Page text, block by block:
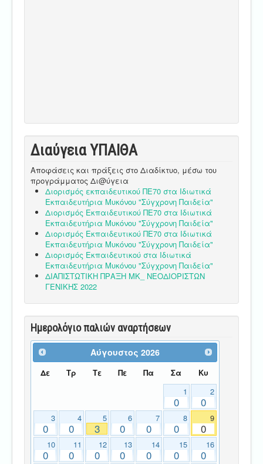
Διαύγεια ΥΠΑΙΘA
Αποφάσεις και πράξεις στο Διαδίκτυο, μέσω του
προγράμματος Δι@ύγεια
Διορισμός εκπαιδευτικού ΠΕ70 στα Ιδιωτικά
Εκπαιδευτήρια Μυκόνου "Σύγχρονη Παιδεία"
Διορισμός Εκπαιδευτικού ΠΕ70 στα Ιδιωτικά
Εκπαιδευτήρια Μυκόνου "Σύγχρονη Παιδεία"
Διορισμός Εκπαιδευτικού ΠΕ70 στα Ιδιωτικά
Εκπαιδευτήρια Μυκόνου "Σύγχρονη Παιδεία"
Διορισμός Εκπαιδευτικού στα Ιδιωτικά
Εκπαιδευτήρια Μυκόνου "Σύγχρονη Παιδεία"
ΔΙΑΠΙΣΤΩΤΙΚΗ ΠΡΑΞΗ ΜΚ_ ΝΕΟΔΙΟΡΙΣΤΩΝ
ΓΕΝΙΚΗΣ 2022
Ημερολόγιο παλιών αναρτήσεων
Αύγουστος 2026
Δε Τρ Τε Πε Πα Σα Κυ
1
0
2
0
3
0
4
0
5
3
6
0
7
0
8
0
9
0
10
0
11
0
12
0
13
0
14
0
15
0
16
0